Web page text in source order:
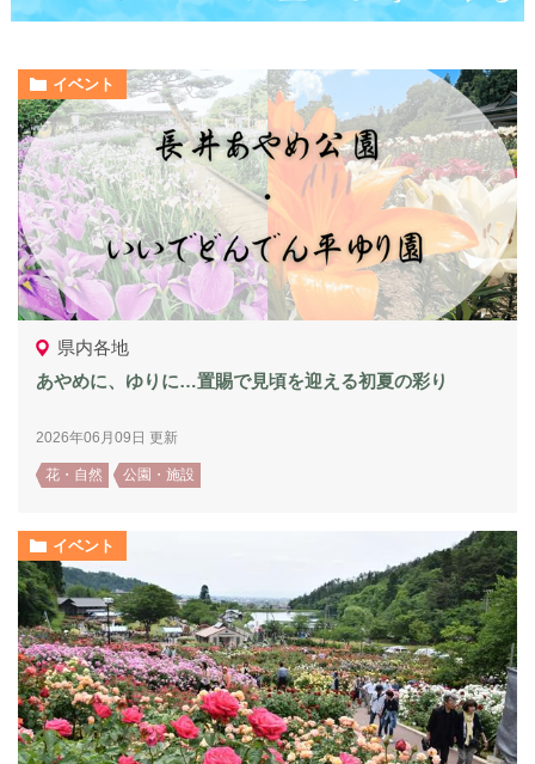
イベント
県内各地
あやめに、ゆりに…置賜で見頃を迎える初夏の彩り
2026年06月09日 更新
花・自然 公園・施設
イベント